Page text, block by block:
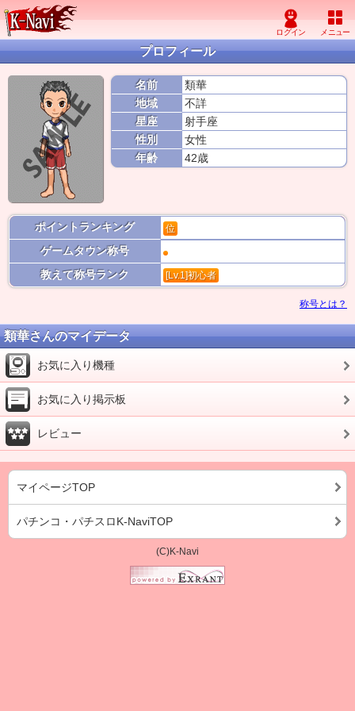
プロフィール
名前
類華
地域
不詳
星座
射手座
性別
女性
年齢
42歳
ポイントランキング 位
ゲームタウン称号
教えて称号ランク
[Lv.1]初心者
称号とは？
類華さんのマイデータ
お気に入り機種
お気に入り掲示板
レビュー
マイページTOP
パチンコ・パチスロK-NaviTOP
(C)K-Navi